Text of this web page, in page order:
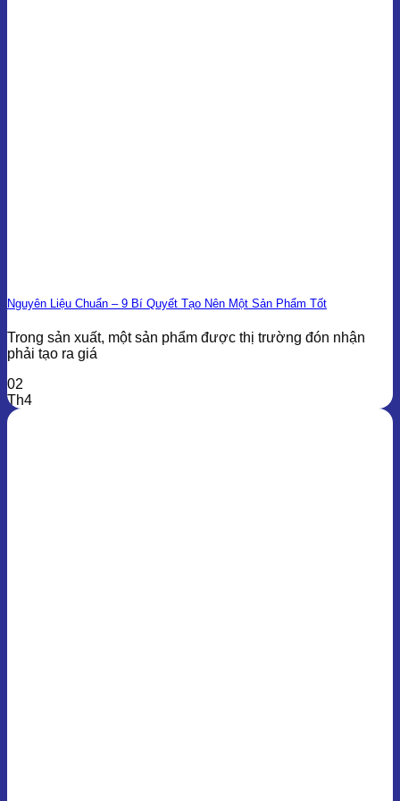
Nguyên Liệu Chuẩn – 9 Bí Quyết Tạo Nên Một Sản Phẩm Tốt
Trong sản xuất, một sản phẩm được thị trường đón nhận
phải tạo ra giá
02
Th4